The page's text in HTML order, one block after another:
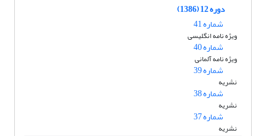
دوره 12 (1386)
شماره 41
ویژه نامه انگلیسی
شماره 40
ویژه نامه آلمانی
شماره 39
نشریه
شماره 38
نشریه
شماره 37
نشریه